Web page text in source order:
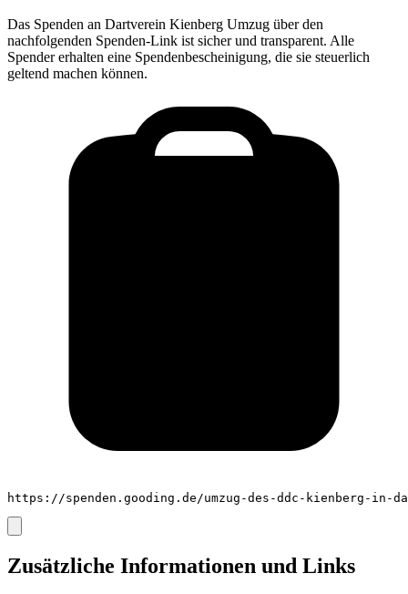
Das Spenden an Dartverein Kienberg Umzug über den
nachfolgenden Spenden-Link ist sicher und transparent. Alle
Spender erhalten eine Spendenbescheinigung, die sie steuerlich
geltend machen können.
https://spenden.gooding.de/umzug-des-ddc-kienberg-in-
Zusätzliche Informationen und Links